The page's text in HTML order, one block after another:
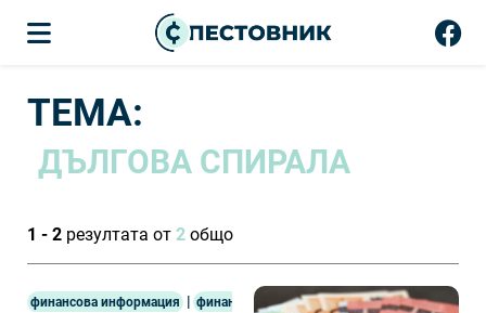
ТЕМА:
ДЪЛГОВА СПИРАЛА
1 - 2 резултата от 2 общо
финансова информация | финанси